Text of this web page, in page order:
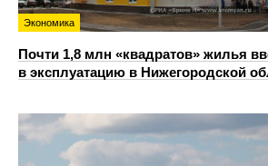
Экономика
Почти 1,8 млн «квадратов» жилья
в эксплуатацию в Нижегородской